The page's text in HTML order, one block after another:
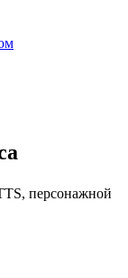
персонажной